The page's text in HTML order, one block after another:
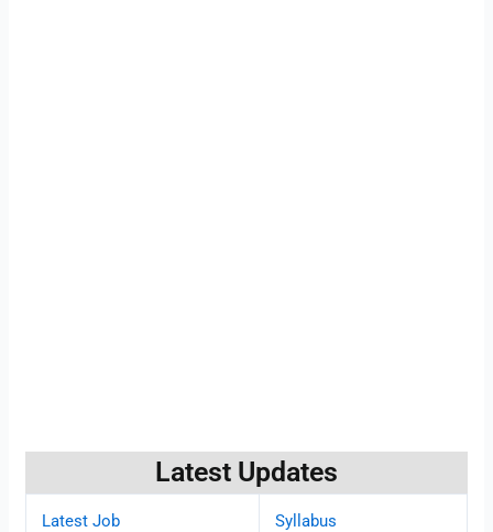
Latest Updates
Latest Job Syllabus